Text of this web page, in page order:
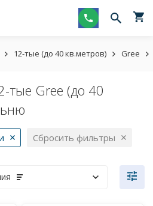
12-тые (до 40 кв.метров) Gree
тые Gree (до 40
Сбросить фильтры